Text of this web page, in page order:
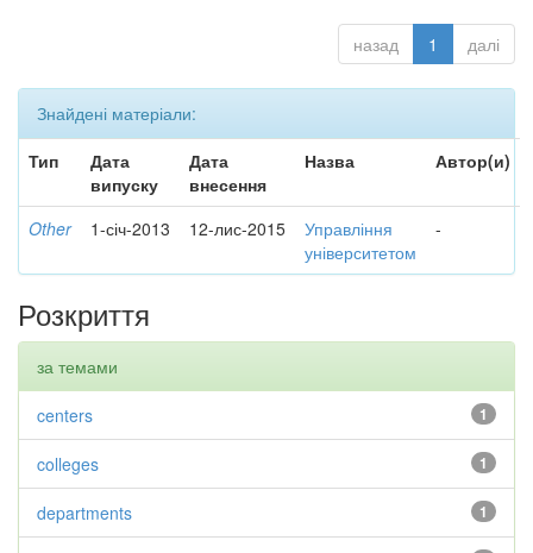
назад 1 далі
Знайдені матеріали:
Тип
Дата
випуску
Дата
внесення
Назва Автор(и)
Other 1-січ-2013 12-лис-2015
Управління
університетом
-
Розкриття
за темами
1
centers
1
colleges
1
departments